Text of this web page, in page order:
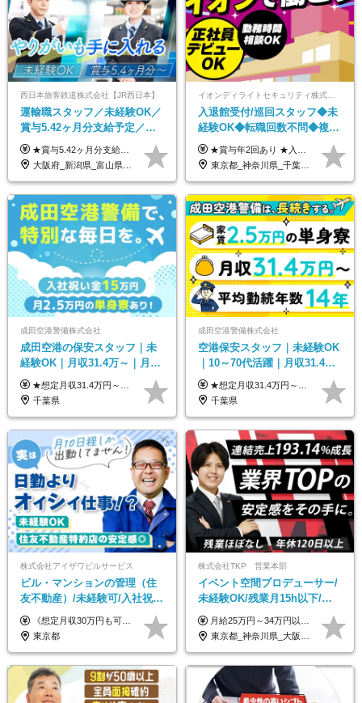
西日本旅客鉄道株式会社【JR西日本】
運輸職スタッフ／未経験OK／
賞与5.42ヶ月分支給予定／残
業月11h程／年休119日+有給
平均18.7日
★賞与5.42ヶ月分支給予定あり！ （大卒以上）月給24万1,692円～39万5,780円＋各種手当＋賞与2回 （高卒以上）月給22万2,662円～39万5,780円＋各種手当＋賞与2回 ※上記は2025年度新卒支払額（京阪神地区）となります ※勤務地・学歴で異なり、ご経験・能力等をふまえた金額を加算します ※残業代は別途全額支給します ※当社規程に基づき決定します ※試用期間あり（3ヶ月／待遇に変更はありません） ※基本給以外の諸手当として扶養・職務・時間外・通勤手当等を支給します ※京阪神地区以外の勤務地の場合 月給（大卒）23万0,706円～／月給（高卒）21万2,541円～となります
大阪府_新潟県_富山県_石川県_福井県_三重県_兵庫県_京都府_滋賀県_奈良県_和歌山県_広島県_岡山県_鳥取県_島根県_山口県_福岡県
入退館受付/巡回スタッフ◆未
経験OK◆転職回数不問◆複数
勤務地で募集中◆ブランクあ
りOK◆室内業務がメイン
★賞与年2回あり ★入社祝い金3万円支給 ★出産祝い金や育児支援金などの手当も充実！ ≪給与モデル≫ 【東京】基本給27万2780円/月給＋時間外手当（25h） 【愛知】基本給25万4990円/月給＋時間外手当（25h） 【大阪】基本給25万4990円/月給＋時間外手当（25h） 【福岡】基本給23万7200円/月給＋時間外手当（25h） -------------- ▽各地の給与は下記をご確認ください！ ■北海道 月給20万円～ ■東北 月給20万円～ ■北関東 埼玉／月給22万5000円～ 茨城・群馬・新潟／月給20万円～ ■南関東 東京・神奈川／月給23万円～ 千葉／月給22万5000円～ 山梨／月給20万円～ ■中部 愛知／月給21万5000円～ 長野・岐阜・三重／月給20万円～ ■関西 大阪／月給21万5000円～ 京都・兵庫／月給21万円～ 滋賀・奈良／月給20万円～ ■中四国 岡山・山口・四国・広島／月給20万円～ ■九州 福岡・鹿児島・長崎／月給20万円～
東京都_神奈川県_千葉県_北海道_福島県_長野県_岐阜県_三重県_京都府_福岡県
成田空港警備株式会社
成田空港の保安スタッフ｜未
経験OK｜月収31.4万～｜月
2.5万の単身寮｜住宅手当&家
族手当｜入社祝い金15万
★想定月収31.4万円～＋賞与年2回（59万円以上） ★入社お祝い金15万円支給 ★水道+光熱費無料の家賃がリーズナブルな社員寮(単身寮)あり！ ★住宅手当&家族手当あり 月給24万5000円以上(基本給21万1000円＋業務別手当35,000円)＋賞与年2回（賞与支給額：59万円以上を想定）＋残業代全額 ※みなし残業なし！残業代は全額支給します。 ※資格手当・深夜手当など、様々な手当をご用意しています。 ※入社お祝い金は１か月経過後、3ヶ月経過後、6ヶ月経過後に各5万円ずつ給与に加算して支給いたします。 ※指定の検定資格をお持ちの方には別途手当を支給します。入社後に取得した場合は給与に加算し支給します。 ・施設警備 1級7,000円 2級4,000円 ・交通誘導 1級7,000円 2級4,000円 ・雑踏警備 1級7,000円 2級4,000円 など
千葉県
成田空港警備株式会社
空港保安スタッフ｜未経験OK
｜10～70代活躍｜月収31.4万
&賞与年2回｜家族・住宅手当
｜光熱費0円の単身寮
★想定月収31.4万円～＋賞与年2回（59万円以上） ★入社お祝い金15万円支給 ★水道+光熱費無料の家賃がリーズナブルな社員寮(単身寮)あり！ 月給24万5000円以上(基本給21万1000円＋業務別手当35,000円)＋賞与年2回（賞与支給額：59万円以上を想定）＋残業代全額 ※みなし残業なし！残業代は全額支給します。 ※資格手当・深夜手当など、様々な手当をご用意しています。 ※入社お祝い金は１か月経過後、3ヶ月経過後、6ヶ月経過後に各5万円ずつ給与に加算して支給いたします。 ※指定の検定資格をお持ちの方には別途手当を支給します。入社後に取得した場合は給与に加算し支給します。 ・施設警備 1級7,000円 2級4,000円 ・交通誘導 1級7,000円 2級4,000円 ・雑踏警備 1級7,000円 2級4,000円 など
千葉県
株式会社アイザワビルサービス
ビル・マンションの管理（住
友不動産）/未経験可/入社祝い
金10万円/月収30万円可/40～
50代活躍/S102
《想定月収30万円も可能！/想定年収380万円》 ■月給24万5000円以上＋賞与年2回(2カ月/2025年実績)＋時間外手当＋資格手当＋役職手当＋交通費 ………… ≪昇給、賞与、および各種諸手当について≫ ◇入社お祝い金（10万円 ※3カ月精勤後支給） ◇昇給/年1回 ◇賞与/年2回(2カ月/2025年実績) ◇時間外手当 ◇資格手当 └・ビル設備管理技能士1級（1万円/月） ・ビル設備管理技能士2級（5000円/月） ・建築物環境衛生管理技術者（1万円/月） ・防火管理技能者（3000円/月） ・消防設備士乙4類（3000円/月） 他 ◇役職手当 └・班長/サブリーダー/リーダー（5000円～2万円/月） ◇物件手当（最大2万円 ※物件により異なる） ◇退職金あり ※経験・年齢・能力を考慮した上、当社規定により優遇いたします。 ※3カ月の試用期間あり。その間の給与や福利厚生に差異はありません。 《モデル年収》 ・入社1年/35歳：年収380万円 ・入社3年/38歳：年収400万円
東京都
株式会社TKP 営業本部
イベント空間プロデューサー/
未経験OK/残業月15h以下/豊
富な福利厚生/全国募集/平均有
給取得日数14.9日
月給25万円～34万円以上＋各種手当＋残業代＋賞与年2回（昨年度2～4ヶ月分） 初年度想定年収：350万円～ ＜クラス・経験別の月給目安＞ ■メンバークラス：月給25万円以上 ■店長やSVなどのマネジメント経験者：月給30万円～スタート可 ■リーダークラス：月給34万円以上 ※月給は配属エリア・経験・能力を考慮して決定します（前職の経験・収入をお聞かせください）。 ※上記にはみなし残業手当20～30時間分（メンバー：3万1134円以上、経験5年以上：5万2448円以上、リーダー：5万9441円以上）を含みます。 ※超過分は別途支給いたします。
東京都_神奈川県_大阪府_愛知県_北海道_宮城県_静岡県_京都府_広島県_福岡県